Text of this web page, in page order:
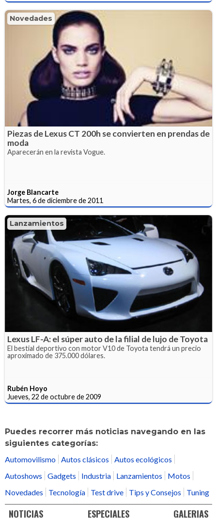
Novedades
Piezas de Lexus CT 200h se convierten en prendas de
moda
Aparecerán en la revista Vogue.
Jorge Blancarte
Martes, 6 de diciembre de 2011
Lanzamientos
Lexus LF-A: el súper auto de la filial de lujo de Toyota
El bestial deportivo con motor V10 de Toyota tendrá un precio
aproximado de 375.000 dólares.
Rubén Hoyo
Jueves, 22 de octubre de 2009
Puedes recorrer más noticias navegando en las
siguientes categorías:
Automovilismo Autos clásicos
Autos ecológicos
Autoshows
Gadgets Industria Lanzamientos
Motos
Novedades
Tecnología Test drive Tips y Consejos Tuning
NOTICIAS ESPECIALES GALERIAS